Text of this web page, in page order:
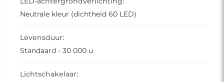
Neutrale kleur (dichtheid 60 LED)
Levensduur:
Standaard - 30 000 u
Lichtschakelaar: